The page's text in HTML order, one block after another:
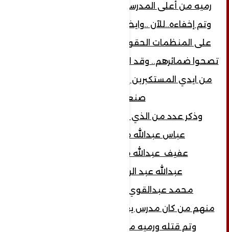
رميه من أعلى المدرسة..ومنهم من تم أسره
وتم إخفاءه..للآن ..وايضا ..ختم بقوله لا يعول
على المنظمات الحقوقية التي لم تدين ولم
تصحوا ضمائرهم.. وقد انتقلوا اشراف آل الرميمة
من ايدي المستكبرين إلى ايدي المكبرين في
صنعاء...
وذكر عدد من الذي تم سحلهم وقتلهم
عباس عبدالله محمد الرميمة
عفيف عبدالله محمد الرميمة
عبدالله عبد الرحمن الرميمة
محمد عبدالقوي عبدالله الرميمة
منهم من كان مدرس يعلم الكثير من ابناء تعز
وتم قتله ورميه من أعلى المدرسة..